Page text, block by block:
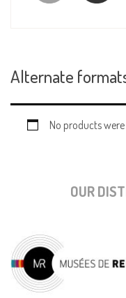
Alternate
No products
OUR